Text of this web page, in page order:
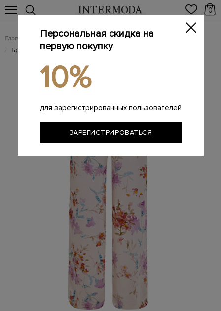
0
Главная Женщинам / Женская одежда / Женские брюки
/ Брюки из вискозы с акварельным флористическим принтом
Персональная скидка на
первую покупку
10%
для зарегистрированных пользователей
ЗАРЕГИСТРИРОВАТЬСЯ